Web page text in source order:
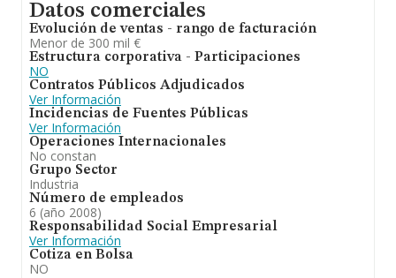
Datos comerciales
Evolución de ventas - rango de facturación
Menor de 300 mil €
Estructura corporativa - Participaciones
NO
Contratos Públicos Adjudicados
Ver Información
Incidencias de Fuentes Públicas
Ver Información
Operaciones Internacionales
No constan
Grupo Sector
Industria
Número de empleados
6 (año 2008)
Responsabilidad Social Empresarial
Ver Información
Cotiza en Bolsa
NO